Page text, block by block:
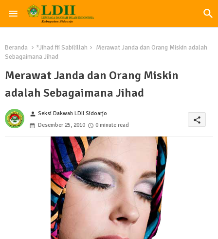
Beranda *Jihad fii Sabilillah
Merawat Janda dan Orang Miskin adalah
Sebagaimana Jihad
Merawat Janda dan Orang Miskin
adalah Sebagaimana Jihad
person Seksi Dakwah LDII Sidoarjo
Desember 25, 2010
0 minute read
share